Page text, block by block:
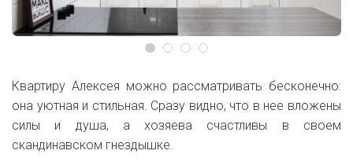
Квартиру Алексея можно рассматривать бесконечно:
она уютная и стильная. Сразу видно, что в нее вложены
силы и душа, а хозяева счастливы в своем
скандинавском гнездышке.